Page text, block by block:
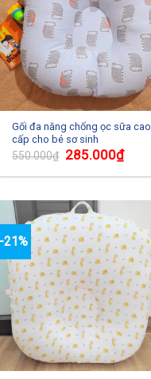
Gối đa năng chống ọc sữa cao
cấp cho bé sơ sinh
550.000₫ 285.000₫
-21%